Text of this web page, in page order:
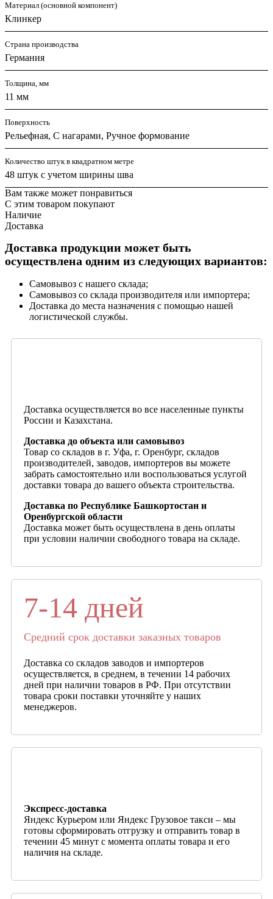
Материал (основной компонент)
Клинкер
Страна производства
Германия
Толщина, мм
11 мм
Поверхность
Рельефная, С нагарами, Ручное формование
Количество штук в квадратном метре
48 штук с учетом ширины шва
Вам также может понравиться
С этим товаром покупают
Наличие
Доставка
Доставка продукции может быть
осуществлена одним из следующих вариантов:
Самовывоз с нашего склада;
Самовывоз со склада производителя или импортера;
Доставка до места назначения с помощью нашей
логистической службы.
Доставка осуществляется во все населенные пункты
России и Казахстана.
Доставка до объекта или самовывоз
Товар со складов в г. Уфа, г. Оренбург, складов
производителей, заводов, импортеров вы можете
забрать самостоятельно или воспользоваться услугой
доставки товара до вашего объекта строительства.
Доставка по Республике Башкортостан и
Оренбургской области
Доставка может быть осуществлена в день оплаты
при условии наличии свободного товара на складе.
7-14 дней
Средний срок доставки заказных товаров
Доставка со складов заводов и импортеров
осуществляется, в среднем, в течении 14 рабочих
дней при наличии товаров в РФ. При отсутствии
товара сроки поставки уточняйте у наших
менеджеров.
Экспресс-доставка
Яндекс Курьером или Яндекс Грузовое такси – мы
готовы сформировать отгрузку и отправить товар в
течении 45 минут с момента оплаты товара и его
наличия на складе.